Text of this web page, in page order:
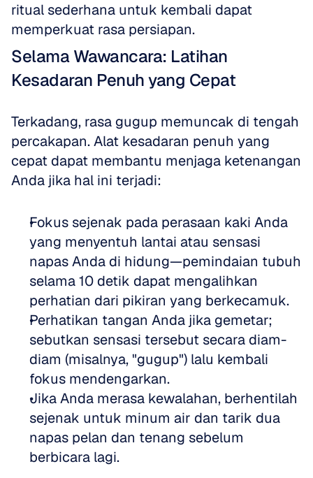
ritual sederhana untuk kembali dapat
memperkuat rasa persiapan.
Selama Wawancara: Latihan
Kesadaran Penuh yang Cepat
Terkadang, rasa gugup memuncak di tengah
percakapan. Alat kesadaran penuh yang
cepat dapat membantu menjaga ketenangan
Anda jika hal ini terjadi:
Fokus sejenak pada perasaan kaki Anda
yang menyentuh lantai atau sensasi
napas Anda di hidung—pemindaian tubuh
selama 10 detik dapat mengalihkan
perhatian dari pikiran yang berkecamuk.
Perhatikan tangan Anda jika gemetar;
sebutkan sensasi tersebut secara diam-
diam (misalnya, "gugup") lalu kembali
fokus mendengarkan.
Jika Anda merasa kewalahan, berhentilah
sejenak untuk minum air dan tarik dua
napas pelan dan tenang sebelum
berbicara lagi.